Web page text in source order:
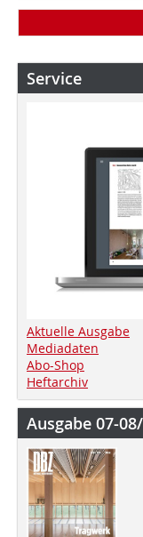
Service
Aktuelle Ausgabe
Mediadaten
Abo-Shop
Heftarchiv
Ausgabe 07-